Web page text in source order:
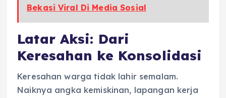
Bekasi Viral Di Media Sosial
Latar Aksi: Dari
Keresahan ke Konsolidasi
Keresahan warga tidak lahir semalam.
Naiknya angka kemiskinan, lapangan kerja